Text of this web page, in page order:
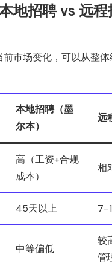
地招聘 vs 远
前市场变化，可以从整
本地招聘（墨
尔本）
远
高（工资+合规
成本）
相
45天以上
中等偏低
较
管